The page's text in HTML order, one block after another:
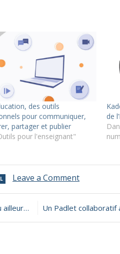
des outils
pour communiquer,
partager et publier
pour l'enseignant"
de
Leave a Commenton
comparatif
des
manuel